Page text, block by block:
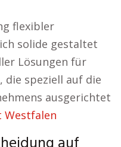
flexibler
solide gestaltet
Lösungen für
speziell auf die
ausgerichtet
Westfalen